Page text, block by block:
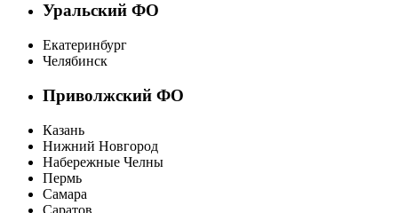
Уральский ФО
Екатеринбург
Челябинск
Приволжский ФО
Казань
Нижний Новгород
Набережные Челны
Пермь
Самара
Саратов